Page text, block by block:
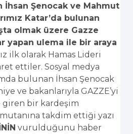
İhsan Şenocak ve Mahmut
Katar’da bulunan
olmak üzere Gazze
yapan ulema ile bir araya
ilk olarak Hamas Lideri
ettiler. Sosyal medya
bulunan İhsan Şenocak
ve bakanlarıyla GAZZE’yi
bir kardeşim
takdim ettiği yazı
vurulduğunu haber